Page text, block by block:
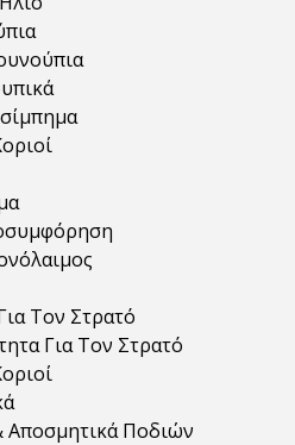
Τον Στρατό
Για Τον Στρατό
Αποσμητικά Ποδιών